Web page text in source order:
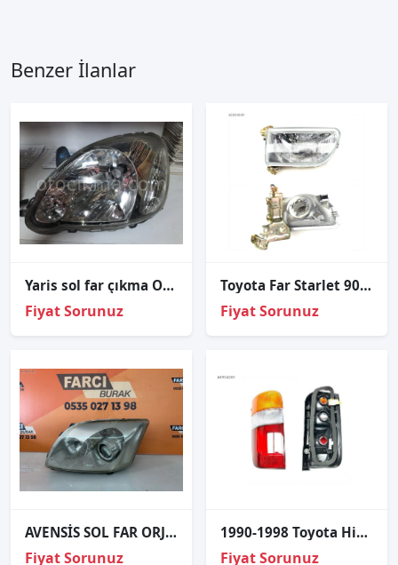
Benzer İlanlar
Yaris sol far çıkma ORJİNAL
Fiyat Sorunuz
Toyota Far Starlet 90-93 Sol
Fiyat Sorunuz
AVENSİS SOL FAR ORJİNAL
Fiyat Sorunuz
1990-1998 Toyota Hiace Sol Stop Lambası 81560-95J10
Fiyat Sorunuz